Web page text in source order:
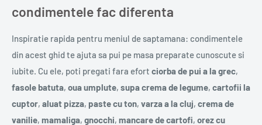
condimentele fac diferenta
Inspiratie rapida pentru meniul de saptamana: condimentele
din acest ghid te ajuta sa pui pe masa preparate cunoscute si
iubite. Cu ele, poti pregati fara efort ciorba de pui a la grec,
fasole batuta, oua umplute, supa crema de legume, cartofii la
cuptor, aluat pizza, paste cu ton, varza a la cluj, crema de
vanilie, mamaliga, gnocchi, mancare de cartofi, orez cu